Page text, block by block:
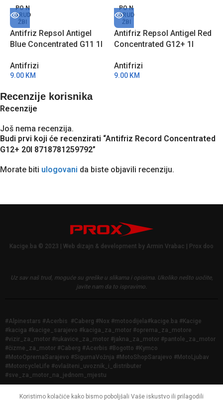
PO N
ARUD
ŽBI
Antifriz Repsol Antigel
Blue Concentrated G11 1l
Antifrizi
9.00 KM
PO N
ARUD
ŽBI
Antifriz Repsol Antigel Red
Concentrated G12+ 1l
Antifrizi
9.00 KM
Recenzije korisnika
Recenzije
Još nema recenzija.
Budi prvi koji će recenzirati “Antifriz Record Concentrated
G12+ 20l 8718781259792”
Morate biti ulogovani da biste objavili recenziju.
Kacige.ba © 2023 | Web dizajn & development by Armin Vrabac | Prox doo
Uz sav naš trud, moguće su greške u slikama i opisima. Ukoliko nešto uočite,
javite nam da to ispravimo.
#Alpinestars #Acerbis #Caberg #Nox #motoodijela#kacige.ba #Kacige
#kaciga #kacige_sarajevo #kaciga_za_motor #oprema_za_motore
#vizir_za_motor #rukavice_za_motor #jakna_za_motor #pantole_za_motor
#čizme_za_motor #Caberg #Acerbis #Bogotto #Kymco
#MotoOpremaSarajevo #SigurnaVožnja #MotoShopSarajevo #MotoLjubav
#MotorcycleLife #ovlašteni_uvoznik_i_distributer
#sve_za_motor_na_jednom_mjestu
Koristimo kolačiće kako bismo poboljšali Vaše iskustvo ili prilagodili